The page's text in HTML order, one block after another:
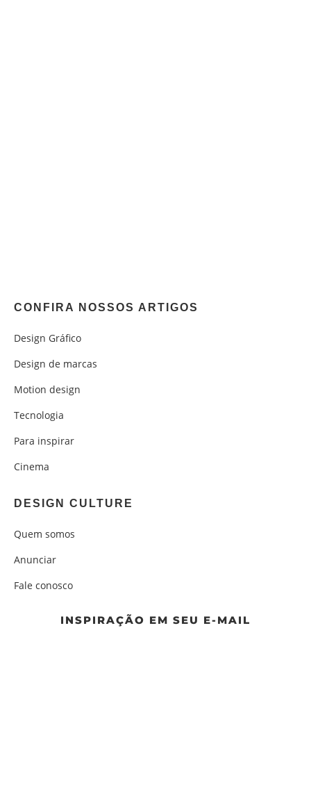
CONFIRA NOSSOS ARTIGOS
Design Gráfico
Design de marcas
Motion design
Tecnologia
Para inspirar
Cinema
DESIGN CULTURE
Quem somos
Anunciar
Fale conosco
INSPIRAÇÃO EM SEU E-MAIL